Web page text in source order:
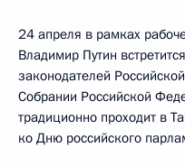
24 апреля в рамках
Владимир Путин
законодателей
Собрании Российской
традиционно проходит в
ко Дню российского